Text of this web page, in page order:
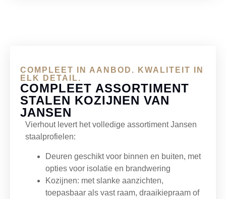
COMPLEET IN AANBOD. KWALITEIT IN
ELK DETAIL.
COMPLEET ASSORTIMENT
STALEN KOZIJNEN VAN
JANSEN
Vierhout levert het volledige assortiment Jansen
staalprofielen:
Deuren geschikt voor binnen en buiten, met
opties voor isolatie en brandwering
Kozijnen: met slanke aanzichten,
toepasbaar als vast raam, draaikiepraam of